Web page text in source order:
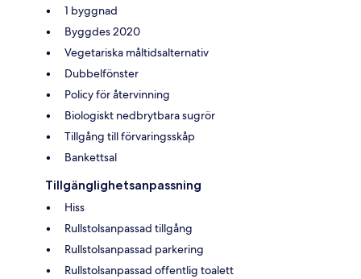
1 byggnad
Byggdes 2020
Vegetariska måltidsalternativ
Dubbelfönster
Policy för återvinning
Biologiskt nedbrytbara sugrör
Tillgång till förvaringsskåp
Bankettsal
Tillgänglighetsanpassning
Hiss
Rullstolsanpassad tillgång
Rullstolsanpassad parkering
Rullstolsanpassad offentlig toalett